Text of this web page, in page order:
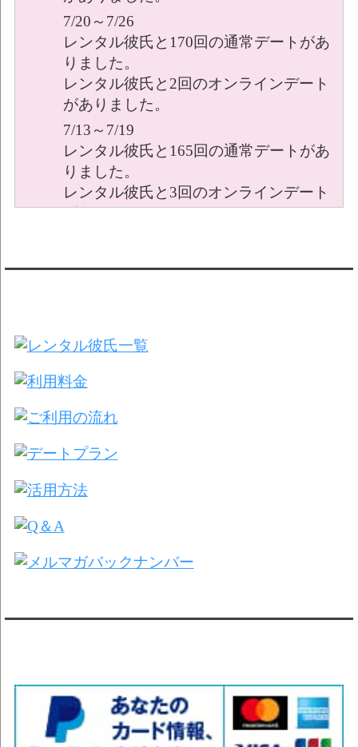
7/20～7/26
レンタル彼氏と170回の通常デートがあ
りました。
レンタル彼氏と2回のオンラインデート
がありました。
7/13～7/19
レンタル彼氏と165回の通常デートがあ
りました。
レンタル彼氏と3回のオンラインデート
がありました。
6/29～7/5
りました。
レンタル彼氏と3回のオンラインデート
がありました。
6/22～6/28
りました。
6/15～6/21
レンタル彼氏と161回の通常デートがあ
りました。
レンタル彼氏と3回のオンラインデート